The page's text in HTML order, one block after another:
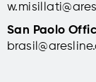
San Paolo